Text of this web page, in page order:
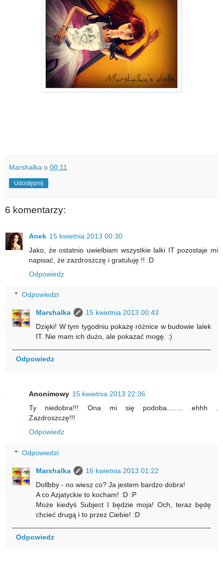
Marshalka o 00:11
Udostępnij
6 komentarzy:
Anek 15 kwietnia 2013 00:30
Jako, że ostatnio uwielbiam wszystkie lalki IT pozostaje mi
napisać, że zazdroszczę i gratuluję !! :D
Odpowiedz
Odpowiedzi
Marshalka
15 kwietnia 2013 00:43
Dzięki! W tym tygodniu pokażę różnice w budowie lalek
IT. Nie mam ich dużo, ale pokazać mogę. :)
Odpowiedz
Anonimowy 15 kwietnia 2013 22:36
Ty niedobra!!! Ona mi się podoba........ ehhh .
Zazdroszczę!!!
Odpowiedz
Odpowiedzi
Marshalka
16 kwietnia 2013 01:22
Dollbby - no wiesz co? Ja jestem bardzo dobra!
A co Azjatyckie to kocham! :D :P
Może kiedyś Subject I będzie moja! Och, teraz będę
chcieć drugą i to przez Ciebie! :D
Odpowiedz